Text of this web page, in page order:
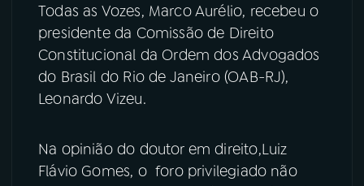
TikTok
Todas as Vozes, Marco Aurélio, recebeu o
presidente da Comissão de Direito
Constitucional da Ordem dos Advogados
do Brasil do Rio de Janeiro (OAB-RJ),
Leonardo Vizeu.
Na opinião do doutor em direito,Luiz
Flávio Gomes, o foro privilegiado não